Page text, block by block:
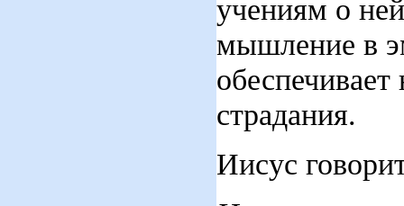
учениям о
мышление в
страдания.
Иисус